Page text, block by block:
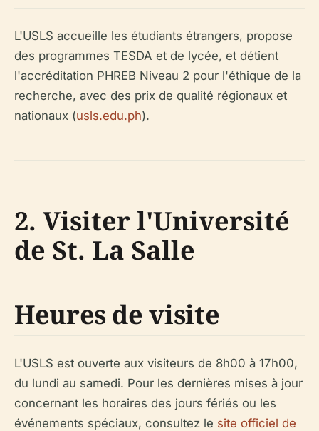
L'USLS accueille les étudiants étrangers, propose
des programmes TESDA et de lycée, et détient
l'accréditation PHREB Niveau 2 pour l'éthique de la
recherche, avec des prix de qualité régionaux et
nationaux (usls.edu.ph).
2. Visiter l'Université
de St. La Salle
Heures de visite
L'USLS est ouverte aux visiteurs de 8h00 à 17h00,
du lundi au samedi. Pour les dernières mises à jour
concernant les horaires des jours fériés ou les
événements spéciaux, consultez le site officiel de